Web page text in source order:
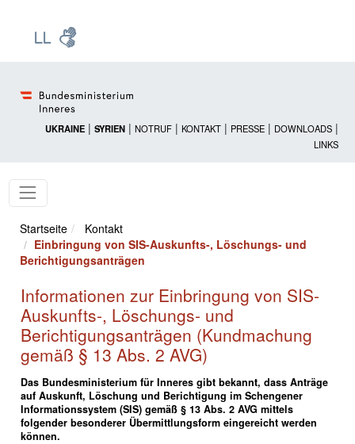
UKRAINE | SYRIEN | NOTRUF | KONTAKT | PRESSE | DOWNLOADS |
LINKS
Startseite
Kontakt
Einbringung von SIS-Auskunfts-, Löschungs- und
Berichtigungsanträgen
Informationen zur Einbringung von SIS-
Auskunfts-, Löschungs- und
Berichtigungsanträgen (Kundmachung
gemäß § 13 Abs. 2 AVG)
Das Bundesministerium für Inneres gibt bekannt, dass Anträge
auf Auskunft, Löschung und Berichtigung im Schengener
Informationssystem (SIS) gemäß § 13 Abs. 2 AVG mittels
folgender besonderer Übermittlungsform eingereicht werden
können.